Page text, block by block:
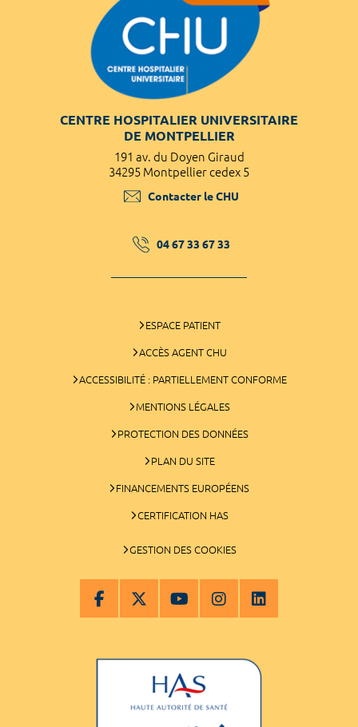
CENTRE HOSPITALIER UNIVERSITAIRE
DE MONTPELLIER
191 av. du Doyen Giraud
34295 Montpellier cedex 5
Contacter le CHU
04 67 33 67 33
ESPACE PATIENT
ACCÈS AGENT CHU
ACCESSIBILITÉ : PARTIELLEMENT CONFORME
MENTIONS LÉGALES
PROTECTION DES DONNÉES
PLAN DU SITE
FINANCEMENTS EUROPÉENS
CERTIFICATION HAS
GESTION DES COOKIES